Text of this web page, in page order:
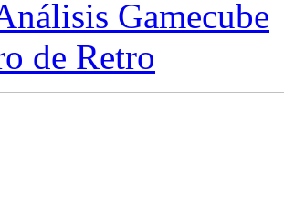
Gamecube
de Retro